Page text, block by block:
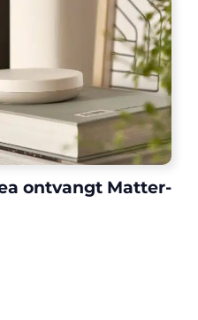
ontvangt Matter-